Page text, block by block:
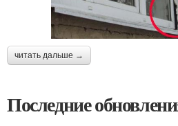
читать дальше →
Последние